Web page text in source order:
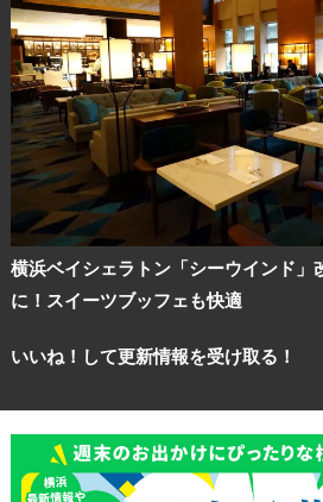
横浜ベイシェラトン「シーウインド」
に！スイーツブッフェも快適
いいね！して更新情報を受け取る！
観光ガイド
ランキング
ブログ記事